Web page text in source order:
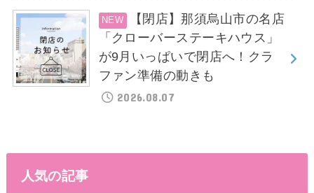
【閉店】那須烏山市の名店
「クローバーステーキハウス」
が9月いっぱいで閉店へ！クラ
ファン準備の動きも
2026.08.07
人気の記事